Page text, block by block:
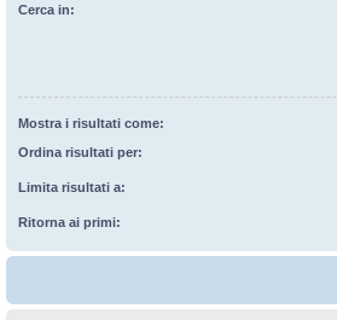
Cerca in:
Mostra i risultati come:
Ordina risultati per:
Limita risultati a:
Ritorna ai primi: